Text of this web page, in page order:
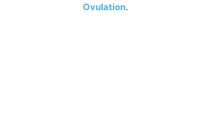
Ovulation.